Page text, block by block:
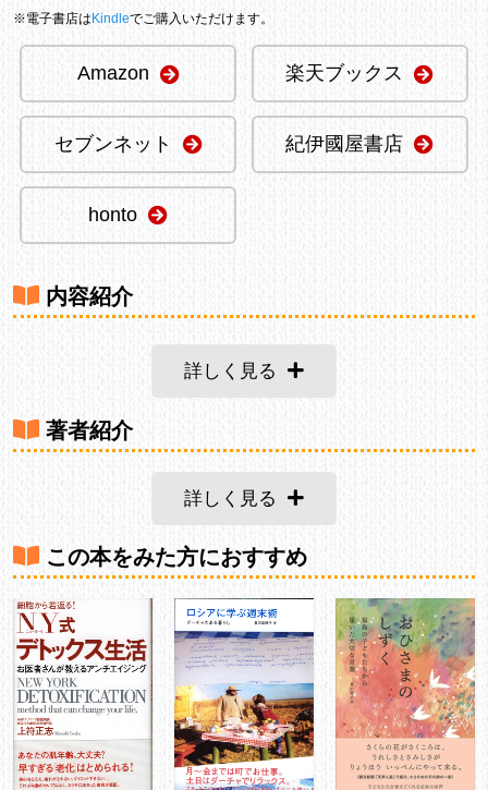
※電子書店は Kindleでご購入いただけます。
Amazon 楽天ブックス
セブンネット 紀伊國屋書店
honto
内容紹介
詳しく見る
著者紹介
詳しく見る
この本をみた方におすすめ